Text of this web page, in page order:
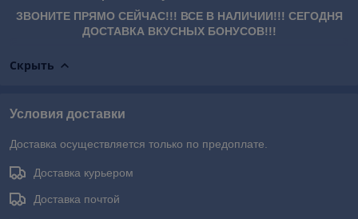
ЗВОНИТЕ ПРЯМО СЕЙЧАС!!! ВСЕ В НАЛИЧИИ!!! СЕГОДНЯ
ДОСТАВКА ВКУСНЫХ БОНУСОВ!!!
Скрыть
Условия доставки
Доставка осуществляется только по предоплате.
Доставка курьером
Доставка почтой